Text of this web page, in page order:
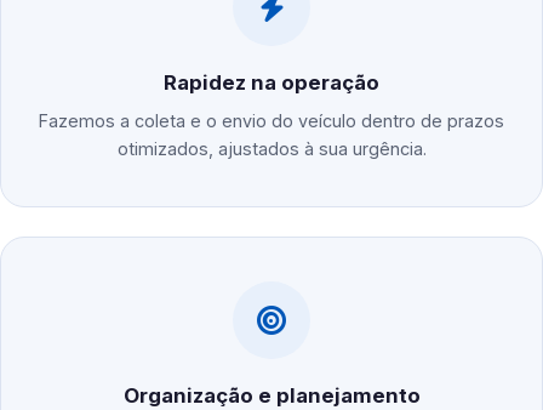
Rapidez na operação
Fazemos a coleta e o envio do veículo dentro de prazos
otimizados, ajustados à sua urgência.
Organização e planejamento